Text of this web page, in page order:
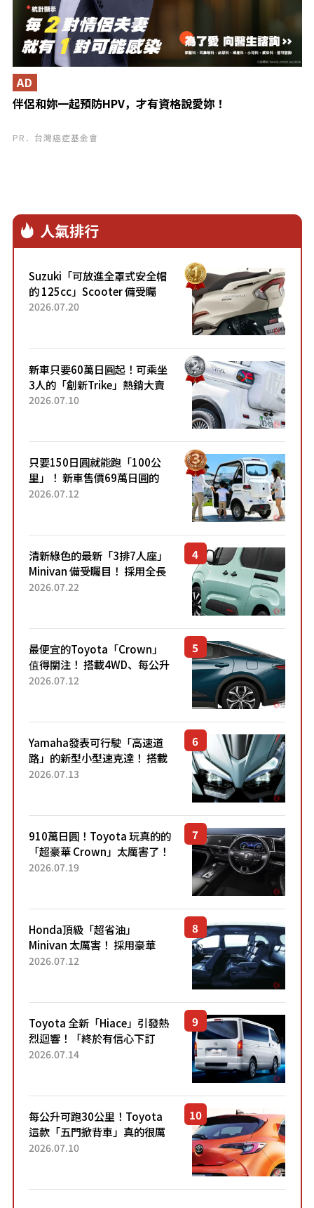
伴侶和妳一起預防HPV，才有資格說愛妳！
AD
PR．台灣癌症基金會
人氣排行
Suzuki「可放進全罩式安全帽
的 125cc」Scooter 備受矚
目！採用全新流線設計與各項
2026.07.20
新車只要60萬日圓起！可乘坐
3人的「創新Trike」熱銷大賣
成為人氣車款！「養車成本真
2026.07.10
只要150日圓就能跑「100公
里」！ 新車售價69萬日圓的
「3人座」Trike大受歡迎！ 順
2026.07.12
清新綠色的最新「3排7人座」
Minivan 備受矚目！ 採用全長
4.7公尺剛剛好的車身尺寸與
2026.07.22
最便宜的Toyota「Crown」
值得關注！ 搭載4WD、每公升
22.4公里低油耗表現超亮眼！
2026.07.12
Yamaha發表可行駛「高速道
路」的新型小型速克達！ 搭載
能享受超強勁「渦輪感」的動
2026.07.13
910萬日圓！Toyota 玩真的的
「超豪華 Crown」太厲害了！
採用由「匠人技藝」打造的
2026.07.19
Honda頂級「超省油」
Minivan 太厲害！ 採用豪華
「真皮座椅」與專屬「黑色內
「三...
2026.07.12
Toyota 全新「Hiace」引發熱
烈迴響！「終於有信心下訂
了！」「哪個等級交車最
車？...
2026.07.14
每公升可跑30公里！Toyota
這款「五門掀背車」真的很厲
害！ 擁有全長4.3公尺的「剛剛
2026.07.10